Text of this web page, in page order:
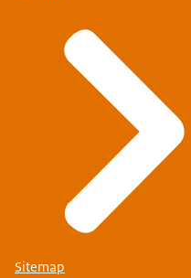
Sitemap